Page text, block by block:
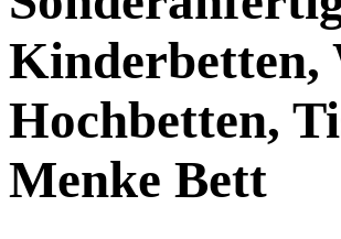
Kinderbetten,
Hochbetten,
Menke Bett